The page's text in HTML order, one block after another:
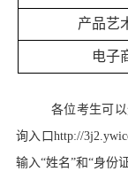
产品艺
电子
各位考生可
询入口http://
输入“姓名”和“身份